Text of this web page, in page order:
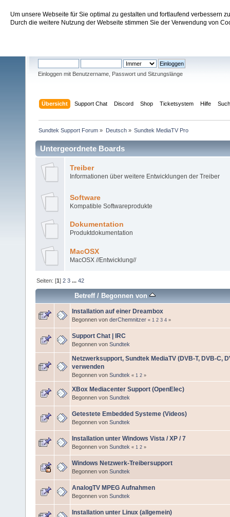
Um unsere Webseite für Sie optimal zu gestalten und fortlaufend verbessern
Durch die weitere Nutzung der Webseite stimmen Sie der Verwendung von
Sundtek Support Forum
Einloggen mit Benutzername, Passwort und Sitzungslänge
Übersicht Support Chat Discord Shop Ticketsystem Hilfe
Sundtek Support Forum » Deutsch» Sundtek MediaTV Pro
Untergeordnete Boards
Treiber
Informationen über weitere Entwicklungen der Treiber
Software
Kompatible Softwareprodukte
Dokumentation
Produktdokumentation
MacOSX
MacOSX //Entwicklung//
Seiten: [1]2 3 ...42
Betreff/ Begonnen von
Installation auf einer Dreambox
Begonnen von derChemnitzer « 1 2 3 4 »
Support Chat | IRC
Begonnen von Sundtek
Netzwerksupport, Sundtek MediaTV (DVB-T, DVB-C,
verwenden
Begonnen von Sundtek « 1 2 »
XBox Mediacenter Support (OpenElec)
Begonnen von Sundtek
Getestete Embedded Systeme (Videos)
Begonnen von Sundtek
Installation unter Windows Vista / XP / 7
Begonnen von Sundtek « 1 2 »
Windows Netzwerk-Treibersupport
Begonnen von Sundtek
AnalogTV MPEG Aufnahmen
Begonnen von Sundtek
Installation unter Linux (allgemein)